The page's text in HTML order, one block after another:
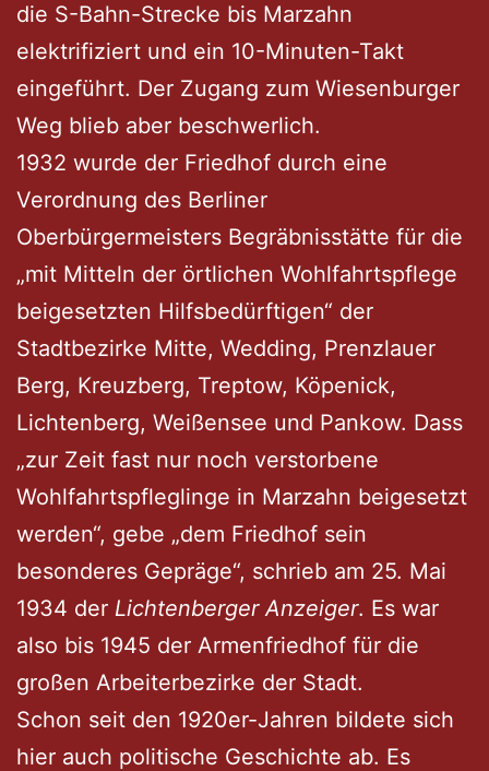
die S-Bahn-Strecke bis Marzahn
elektrifiziert und ein 10-Minuten-Takt
eingeführt. Der Zugang zum Wiesenburger
Weg blieb aber beschwerlich.
1932 wurde der Friedhof durch eine
Verordnung des Berliner
Oberbürgermeisters Begräbnisstätte für die
„mit Mitteln der örtlichen Wohlfahrtspflege
beigesetzten Hilfsbedürftigen“ der
Stadtbezirke Mitte, Wedding, Prenzlauer
Berg, Kreuzberg, Treptow, Köpenick,
Lichtenberg, Weißensee und Pankow. Dass
„zur Zeit fast nur noch verstorbene
Wohlfahrtspfleglinge in Marzahn beigesetzt
werden“, gebe „dem Friedhof sein
besonderes Gepräge“, schrieb am 25. Mai
1934 der Lichtenberger Anzeiger. Es war
also bis 1945 der Armenfriedhof für die
großen Arbeiterbezirke der Stadt.
Schon seit den 1920er-Jahren bildete sich
hier auch politische Geschichte ab. Es